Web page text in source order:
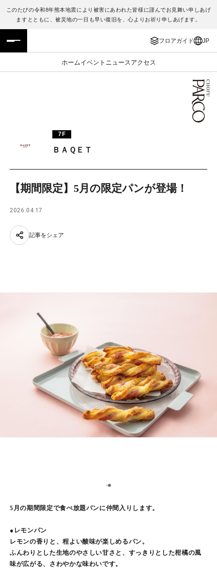
このたびの令和8年熊本地震により被害にあわれた皆様に謹んでお見舞い申しあげ
ますとともに、被災地の一日も早い復旧を、心よりお祈り申しあげます。
フロアガイド JP
ホームイベント ニュース アクセス
フロアガイド
施設案内・アクセス
TAX FREE
ENGLISH
繁体字
日本語
7F
ＢＡＱＥＴ
【期間限定】5月の限定パンが登場！
2026.04.17
記事をシェア
1
5月の期間限定で食べ放題パンに仲間入りします。
●レモンパン
レモンの香りと、程よい酸味が楽しめるパン。
ふんわりとした生地のやさしい甘さと、すっきりとした柑橘の風
味が広がる、さわやかな味わいです。